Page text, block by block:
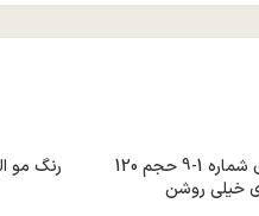
رنگ مو الوکسین سری دودی شماره 1-9 حجم 120
خیلی روشن